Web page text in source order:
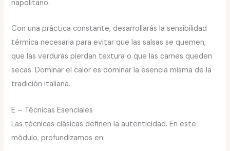
napolitano.
Con una práctica constante, desarrollarás la sensibilidad
térmica necesaria para evitar que las salsas se quemen,
que las verduras pierdan textura o que las carnes queden
secas. Dominar el calor es dominar la esencia misma de la
tradición italiana.
E – Técnicas Esenciales
Las técnicas clásicas definen la autenticidad. En este
módulo, profundizamos en: